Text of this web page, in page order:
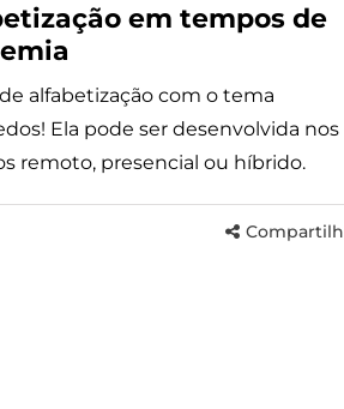
em tempos de
alfabetização com o tema
Ela pode ser desenvolvida nos
remoto, presencial ou híbrido.